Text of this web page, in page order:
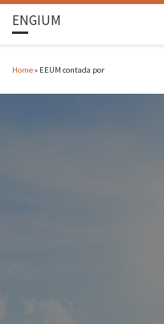
ENGIUM
Home» EEUM contada por